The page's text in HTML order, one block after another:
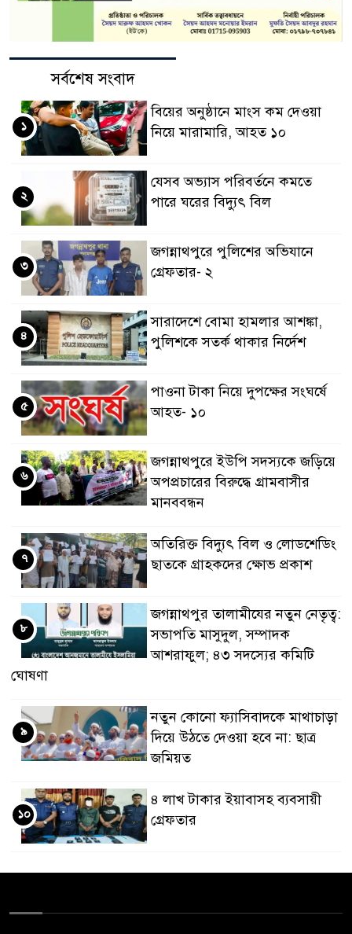
সর্বশেষ সংবাদ
বিয়ের অনুষ্ঠানে মাংস কম দেওয়া
নিয়ে মারামারি, আহত ১০
১
যেসব অভ্যাস পরিবর্তনে কমতে
পারে ঘরের বিদ্যুৎ বিল
২
জগন্নাথপুরে পুলিশের অভিযানে
গ্রেফতার- ২
৩
সারাদেশে বোমা হামলার আশঙ্কা,
পুলিশকে সতর্ক থাকার নির্দেশ
৪
পাওনা টাকা নিয়ে দুপক্ষের সংঘর্ষে
আহত- ১০
৫
জগন্নাথপুরে ইউপি সদস্যকে জড়িয়ে
অপপ্রচারের বিরুদ্ধে গ্রামবাসীর
মানববন্ধন
৬
অতিরিক্ত বিদ্যুৎ বিল ও লোডশেডিং
ছাতকে গ্রাহকদের ক্ষোভ প্রকাশ
৭
জগন্নাথপুর তালামীযের নতুন নেতৃত্ব:
সভাপতি মাসুদুল, সম্পাদক
আশরাফুল; ৪৩ সদস্যের কমিটি
ঘোষণা
৮
নতুন কোনো ফ্যাসিবাদকে মাথাচাড়া
দিয়ে উঠতে দেওয়া হবে না: ছাত্র
জমিয়ত
৯
৪ লাখ টাকার ইয়াবাসহ ব্যবসায়ী
গ্রেফতার
১০